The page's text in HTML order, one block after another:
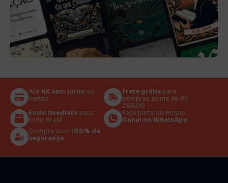
Até 4X sem juros no
cartão
Frete grátis para
compras acima de R$
299,00
Envio imediato para
todo Brasil
Faça parte do nosso
Canal no WhatsApp
Compre com 100% de
segurança